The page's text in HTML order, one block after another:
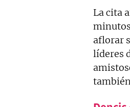
La cita
aflorar
líderes